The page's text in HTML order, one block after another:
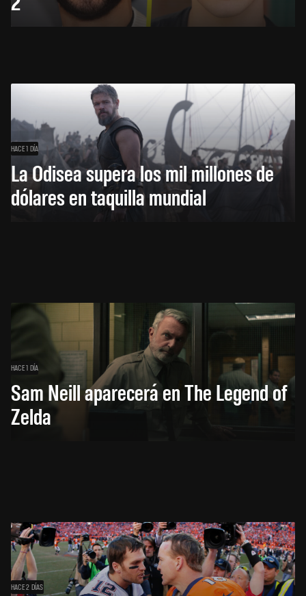
HACE 1 DÍA
La Odisea supera los mil millones de
dólares en taquilla mundial
HACE 1 DÍA
Sam Neill aparecerá en The Legend of
Zelda
HACE 2 DÍAS